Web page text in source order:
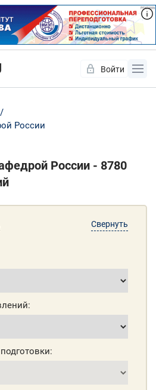
Войти
России
России - 8780
Свернуть
Нет